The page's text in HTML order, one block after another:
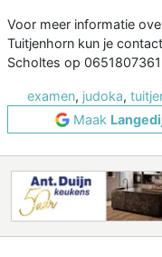
Voor meer informatie
Tuitjenhorn kun je
Scholtes op
examen, judoka,
Maak